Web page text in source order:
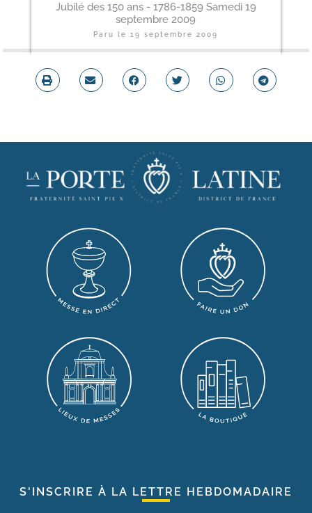
Jubilé des 150 ans - 1786-1859 Samedi 19
septembre 2009
Paru le19 septembre 2009
S'INSCRIRE À LA LETTRE HEBDOMADAIRE